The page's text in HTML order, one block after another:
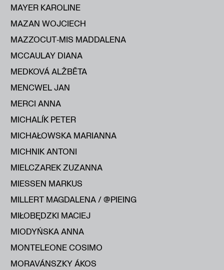
MAYER KAROLINE
MAZAN WOJCIECH
MAZZOCUT‑MIS MADDALENA
MCCAULAY DIANA
MEDKOVÁ ALŽBĔTA
MENCWEL JAN
MERCI ANNA
MICHALÍK PETER
MICHAŁOWSKA MARIANNA
MICHNIK ANTONI
MIELCZAREK ZUZANNA
MIESSEN MARKUS
MILLERT MAGDALENA / @PIEING
MIŁOBĘDZKI MACIEJ
MIODYŃSKA ANNA
MONTELEONE COSIMO
MORAVÁNSZKY ÁKOS